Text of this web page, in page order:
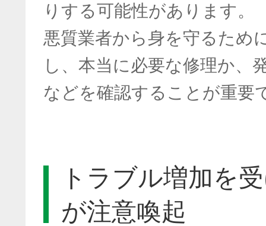
りする可能性があります。
悪質業者から身を守るため
し、本当に必要な修理か、
などを確認することが重要
トラブル増加を
が注意喚起